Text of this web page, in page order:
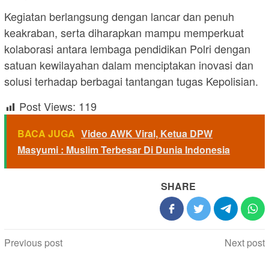
Kegiatan berlangsung dengan lancar dan penuh
keakraban, serta diharapkan mampu memperkuat
kolaborasi antara lembaga pendidikan Polri dengan
satuan kewilayahan dalam menciptakan inovasi dan
solusi terhadap berbagai tantangan tugas Kepolisian.
Post Views: 119
BACA JUGA Video AWK Viral, Ketua DPW
Masyumi : Muslim Terbesar Di Dunia Indonesia
SHARE
Post
Previous post
Next post